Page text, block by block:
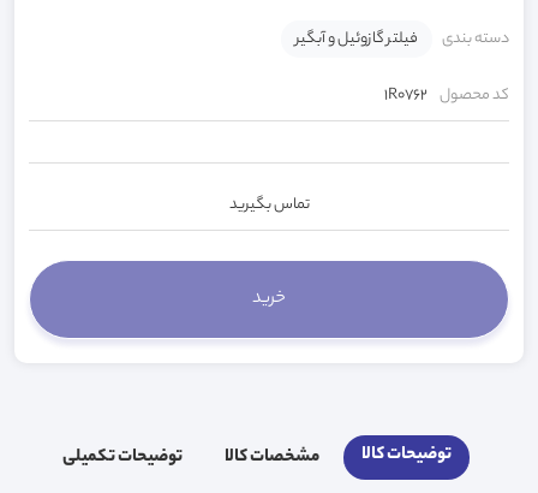
دسته بندی فیلتر گازوئیل و آبگیر
کد محصول 1R0762
تماس بگیرید
توضیحات کالا مشخصات کالا توضیحات تکمیلی